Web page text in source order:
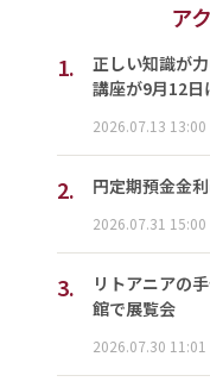
ア
1.
正しい知識が
講座が9月12日
2026.07.13 13:00
2. 円定期預金金
2026.07.31 15:00
3.
リトアニアの
館で展覧会
2026.07.30 11:01